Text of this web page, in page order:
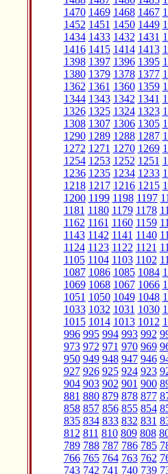
1470 1469 1468 1467
1452 1451 1450 1449
1434 1433 1432 1431
1416 1415 1414 1413
1398 1397 1396 1395
1380 1379 1378 1377
1362 1361 1360 1359
1344 1343 1342 1341
1326 1325 1324 1323
1308 1307 1306 1305
1290 1289 1288 1287
1272 1271 1270 1269
1254 1253 1252 1251
1236 1235 1234 1233
1218 1217 1216 1215
1200 1199 1198 1197
1181 1180 1179 1178
1162 1161 1160 1159
1143 1142 1141 1140
1124 1123 1122 1121
1105 1104 1103 1102
1087 1086 1085 1084
1069 1068 1067 1066
1051 1050 1049 1048
1033 1032 1031 1030
1015 1014 1013 1012
996 995 994 993 992
973 972 971 970 969
950 949 948 947 946
927 926 925 924 923
904 903 902 901 900
881 880 879 878 877
858 857 856 855 854
835 834 833 832 831
812 811 810 809 808
789 788 787 786 785
766 765 764 763 762
743 742 741 740 739